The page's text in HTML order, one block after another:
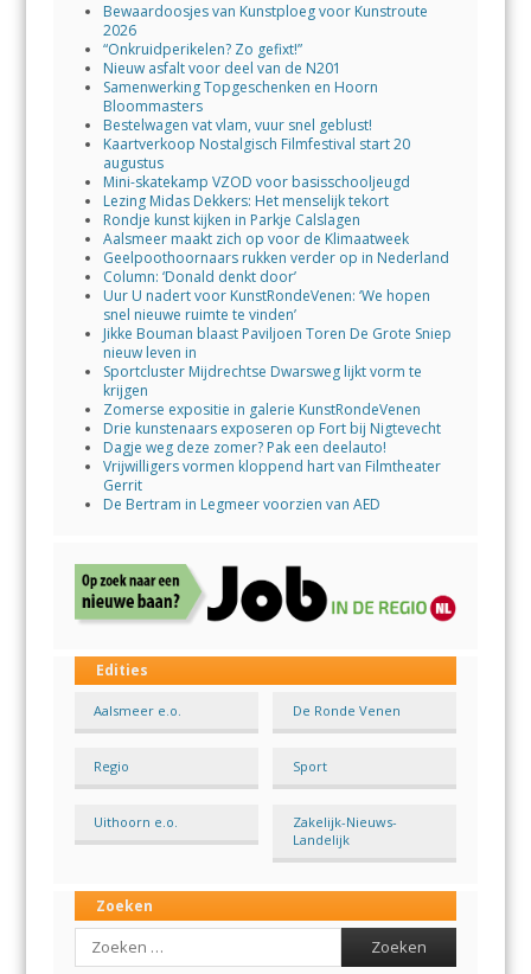
Bewaardoosjes van Kunstploeg voor Kunstroute
2026
“Onkruidperikelen? Zo gefixt!”
Nieuw asfalt voor deel van de N201
Samenwerking Topgeschenken en Hoorn
Bloommasters
Bestelwagen vat vlam, vuur snel geblust!
Kaartverkoop Nostalgisch Filmfestival start 20
augustus
Mini-skatekamp VZOD voor basisschooljeugd
Lezing Midas Dekkers: Het menselijk tekort
Rondje kunst kijken in Parkje Calslagen
Aalsmeer maakt zich op voor de Klimaatweek
Geelpoothoornaars rukken verder op in Nederland
Column: ‘Donald denkt door’
Uur U nadert voor KunstRondeVenen: ‘We hopen
snel nieuwe ruimte te vinden’
Jikke Bouman blaast Paviljoen Toren De Grote Sniep
nieuw leven in
Sportcluster Mijdrechtse Dwarsweg lijkt vorm te
krijgen
Zomerse expositie in galerie KunstRondeVenen
Drie kunstenaars exposeren op Fort bij Nigtevecht
Dagje weg deze zomer? Pak een deelauto!
Vrijwilligers vormen kloppend hart van Filmtheater
Gerrit
De Bertram in Legmeer voorzien van AED
Edities
Aalsmeer e.o. De Ronde Venen
Regio Sport
Uithoorn e.o.
Zakelijk-Nieuws-
Landelijk
Zoeken
Search